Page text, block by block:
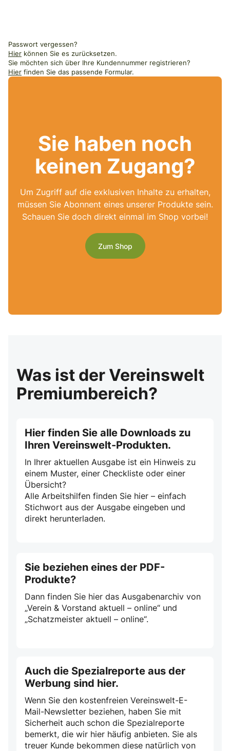
Passwort vergessen?
Hier können Sie es zurücksetzen.
Sie möchten sich über Ihre Kundennummer registrieren?
Hier finden Sie das passende Formular.
Sie haben noch
keinen Zugang?
Um Zugriff auf die exklusiven Inhalte zu erhalten,
müssen Sie Abonnent eines unserer Produkte sein.
Schauen Sie doch direkt einmal im Shop vorbei!
Zum Shop
Was ist der Vereinswelt
Premiumbereich?
Hier finden Sie alle Downloads zu
Ihren Vereinswelt-Produkten.
In Ihrer aktuellen Ausgabe ist ein Hinweis zu
einem Muster, einer Checkliste oder einer
Übersicht?
Alle Arbeitshilfen finden Sie hier – einfach
Stichwort aus der Ausgabe eingeben und
direkt herunterladen.
Sie beziehen eines der PDF-
Produkte?
Dann finden Sie hier das Ausgabenarchiv von
„Verein & Vorstand aktuell – online“ und
„Schatzmeister aktuell – online“.
Auch die Spezialreporte aus der
Werbung sind hier.
Wenn Sie den kostenfreien Vereinswelt-E-
Mail-Newsletter beziehen, haben Sie mit
Sicherheit auch schon die Spezialreporte
bemerkt, die wir hier häufig anbieten. Sie als
treuer Kunde bekommen diese natürlich von